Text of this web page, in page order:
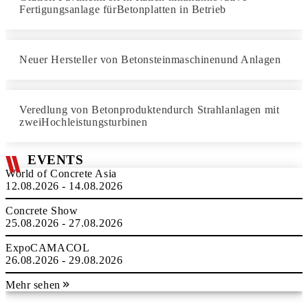
Fertigungsanlage fürBetonplatten in Betrieb
Neuer Hersteller von Betonsteinmaschinenund Anlagen
Veredlung von Betonproduktendurch Strahlanlagen mit
zweiHochleistungsturbinen
EVENTS
World of Concrete Asia
12.08.2026 - 14.08.2026
Concrete Show
25.08.2026 - 27.08.2026
ExpoCAMACOL
26.08.2026 - 29.08.2026
Mehr sehen